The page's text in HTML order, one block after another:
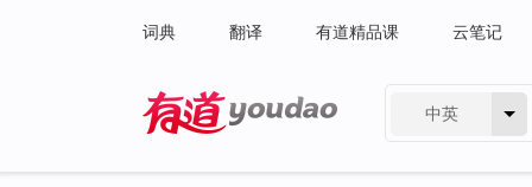
词典 翻译 有道精品课 云笔记
中英